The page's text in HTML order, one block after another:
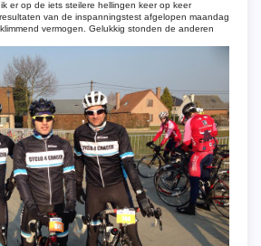
er op de iets steilere hellingen keer op keer
van de inspanningstest afgelopen maandag
vermogen. Gelukkig stonden de anderen